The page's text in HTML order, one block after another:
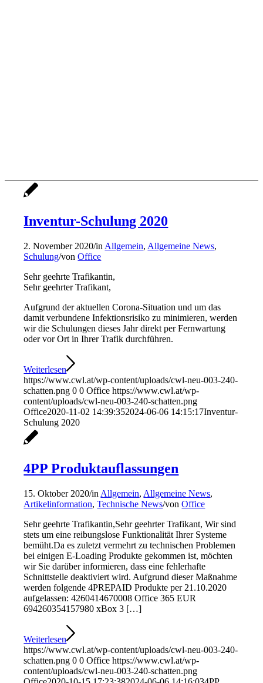
Inventur-Schulung 2020
2. November 2020/in Allgemein, Allgemeine News,
Schulung/vonOffice
Sehr geehrte Trafikantin,
Sehr geehrter Trafikant,
Aufgrund der aktuellen Corona-Situation und um das
damit verbundene Infektionsrisiko zu minimieren, werden
wir die Schulungen dieses Jahr direkt per Fernwartung
oder vor Ort in Ihrer Trafik durchführen.
Weiterlesen
https://www.cwl.at/wp-content/uploads/cwl-neu-003-240-
schatten.png 0 0 Office https://www.cwl.at/wp-
content/uploads/cwl-neu-003-240-schatten.png
Office2020-11-02 14:39:352024-06-06 14:15:17Inventur-
Schulung 2020
4PP Produktauflassungen
15. Oktober 2020/in Allgemein, Allgemeine News,
Artikelinformation,Technische News/vonOffice
Sehr geehrte Trafikantin,Sehr geehrter Trafikant, Wir sind
stets um eine reibungslose Funktionalität Ihrer Systeme
bemüht.Da es zuletzt vermehrt zu technischen Problemen
bei einigen E-Loading Produkte gekommen ist, möchten
wir Sie darüber informieren, dass eine fehlerhafte
Schnittstelle deaktiviert wird. Aufgrund dieser Maßnahme
werden folgende 4PREPAID Produkte per 21.10.2020
aufgelassen: 4260414670008 Office 365 EUR
694260354157980 xBox 3 […]
Weiterlesen
https://www.cwl.at/wp-content/uploads/cwl-neu-003-240-
schatten.png 0 0 Office https://www.cwl.at/wp-
content/uploads/cwl-neu-003-240-schatten.png